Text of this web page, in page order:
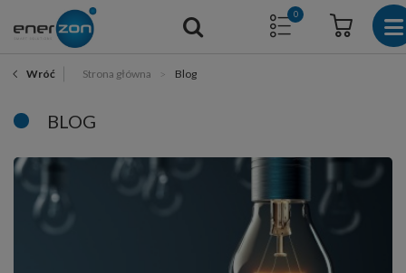
0
Wróć Strona główna Blog
BLOG